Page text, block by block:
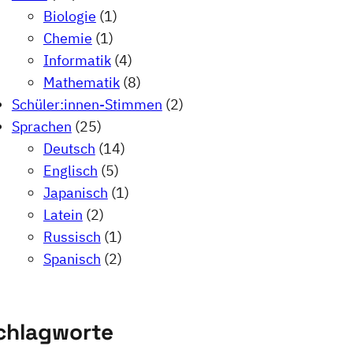
Biologie (1)
Chemie (1)
Informatik(4)
Mathematik(8)
Schüler:innen-Stimmen (2)
Sprachen (25)
Deutsch (14)
Englisch (5)
Japanisch (1)
Latein (2)
Russisch (1)
Spanisch (2)